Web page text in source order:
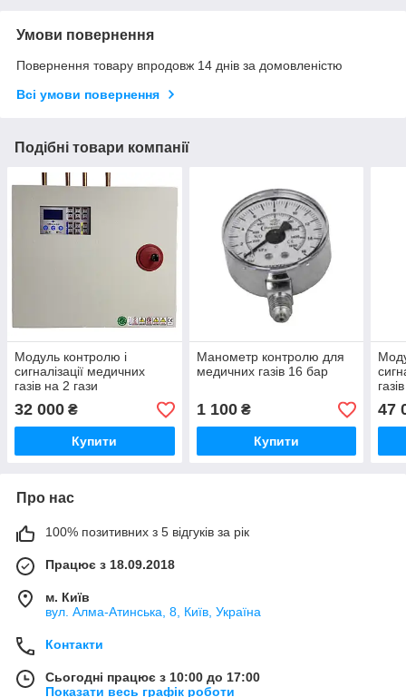
Умови повернення
Повернення товару впродовж 14 днів за домовленістю
Всі умови повернення
Подібні товари компанії
Модуль контролю і
сигналізації медичних
газів на 2 гази
32 000 ₴
Купити
Манометр контролю для
медичних газів 16 бар
1 100₴
Купити
47
Про нас
100% позитивних з 5 відгуків за рік
Працює з 18.09.2018
м. Київ
вул. Алма-Атинська, 8, Київ, Україна
Контакти
Сьогодні працює з 10:00 до 17:00
Показати весь графік роботи